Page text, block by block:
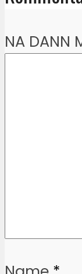
NA DANN